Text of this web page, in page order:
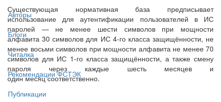
Авторы
Блоги
Читалка
Рекомендации ФСТЭК
Публикации
Существующая нормативная база предписывает
использование для аутентификации пользователей в ИС
паролей — не менее шести символов при мощности
алфавита 30 символов для ИС 4-го класса защищённости, не
менее восьми символов при мощности алфавита не менее 70
символов для ИС 1-го класса защищённости, а также смену
пароля через каждые шесть месяцев и
один месяц соответственно.